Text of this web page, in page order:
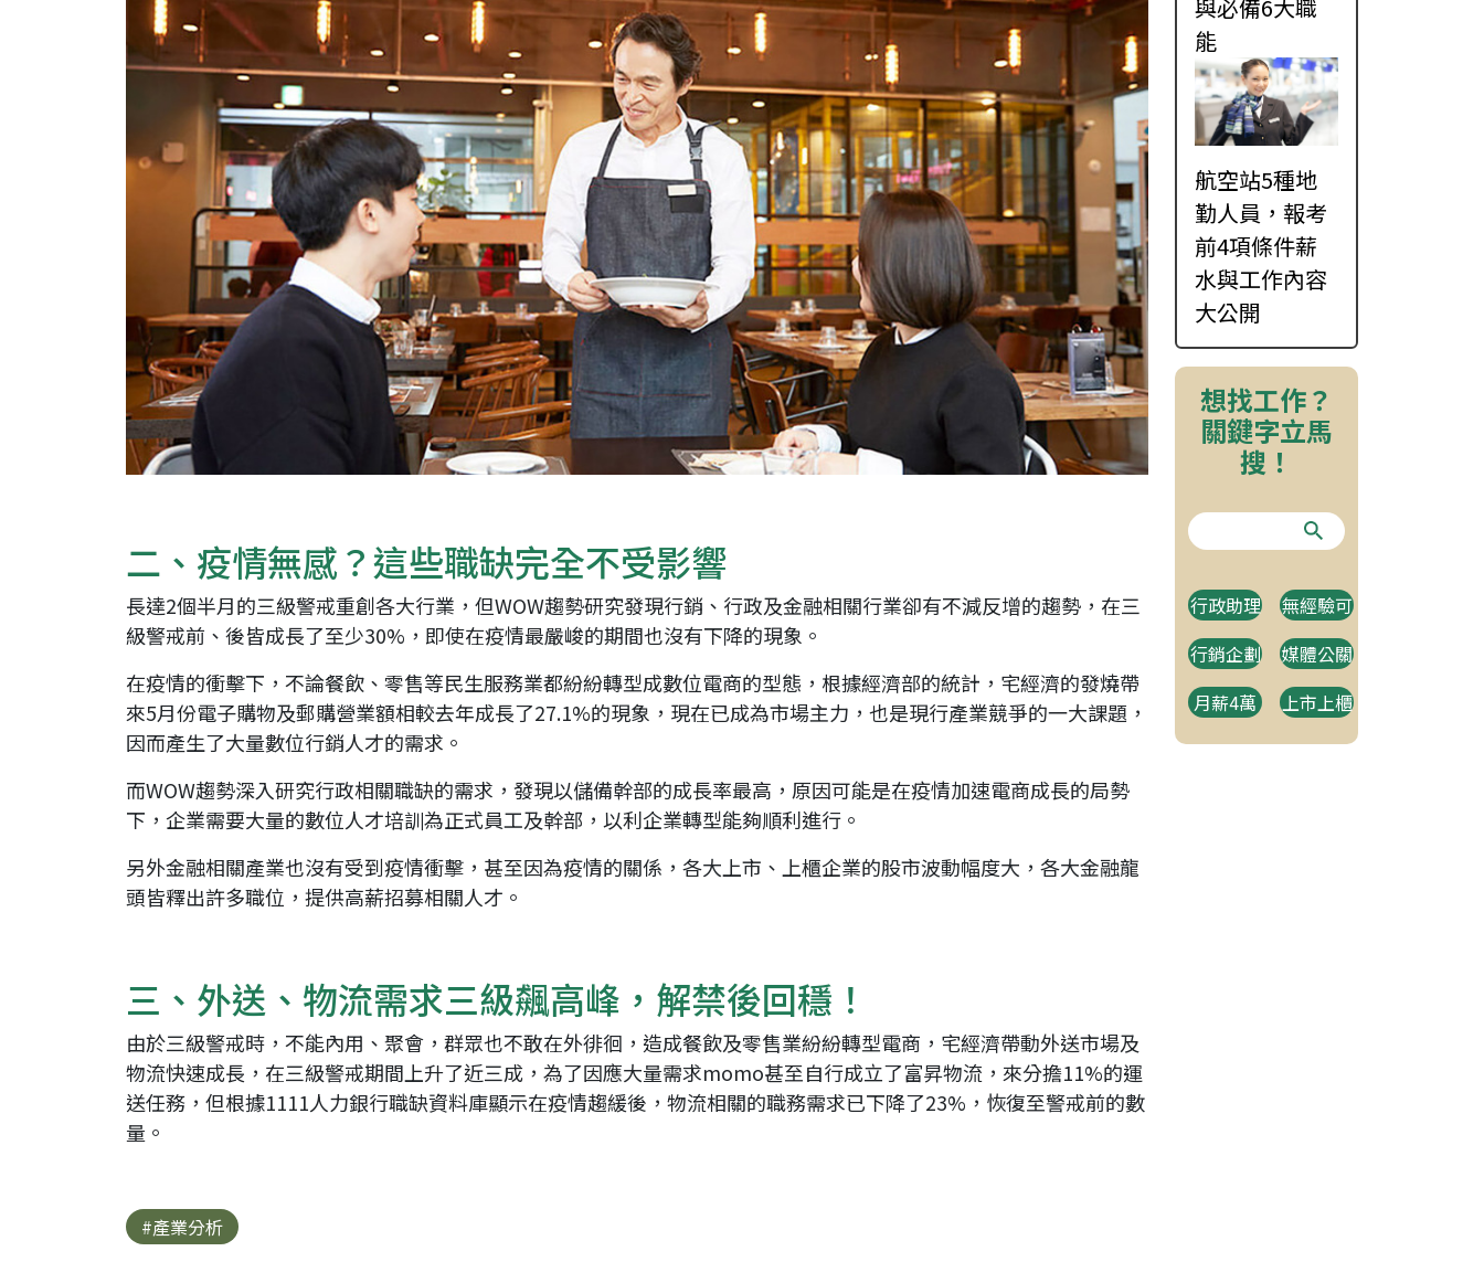
loanding...
二、疫情無感？這些職缺完全不受影響
長達2個半月的三級警戒重創各大行業，但WOW趨勢研究發現行銷、行政及金融相關行業卻有不減反增的趨勢，在三
級警戒前、後皆成長了至少30%，即使在疫情最嚴峻的期間也沒有下降的現象。
在疫情的衝擊下，不論餐飲、零售等民生服務業都紛紛轉型成數位電商的型態，根據經濟部的統計，宅經濟的發燒帶
來5月份電子購物及郵購營業額相較去年成長了27.1%的現象，現在已成為市場主力，也是現行產業競爭的一大課題，
因而產生了大量數位行銷人才的需求。
而WOW趨勢深入研究行政相關職缺的需求，發現以儲備幹部的成長率最高，原因可能是在疫情加速電商成長的局勢
下，企業需要大量的數位人才培訓為正式員工及幹部，以利企業轉型能夠順利進行。
另外金融相關產業也沒有受到疫情衝擊，甚至因為疫情的關係，各大上市、上櫃企業的股市波動幅度大，各大金融龍
頭皆釋出許多職位，提供高薪招募相關人才。
三、外送、物流需求三級飆高峰，解禁後回穩！
由於三級警戒時，不能內用、聚會，群眾也不敢在外徘徊，造成餐飲及零售業紛紛轉型電商，宅經濟帶動外送市場及
物流快速成長，在三級警戒期間上升了近三成，為了因應大量需求momo甚至自行成立了富昇物流，來分擔11%的運
送任務，但根據1111人力銀行職缺資料庫顯示在疫情趨緩後，物流相關的職務需求已下降了23%，恢復至警戒前的數
量。
#產業分析
與必備6大職
能
航空站5種地
勤人員，報考
前4項條件薪
水與工作內容
大公開
想找工作？
關鍵字立馬
搜！
行政助理
無經驗可
行銷企劃
媒體公關
月薪4萬
上市上櫃